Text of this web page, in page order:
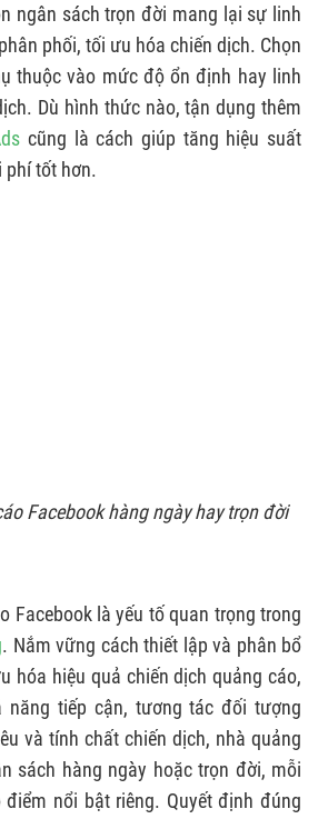
ngân sách trọn đời mang lại sự linh
phối, tối ưu hóa chiến dịch. Chọn
thuộc vào mức độ ổn định hay linh
Dù hình thức nào, tận dụng thêm
cũng là cách giúp tăng hiệu suất
phí tốt hơn.
Facebook hàng ngày hay trọn đời
Facebook là yếu tố quan trọng trong
. Nắm vững cách thiết lập và phân bổ
hóa hiệu quả chiến dịch quảng cáo,
tiếp cận, tương tác đối tượng
và tính chất chiến dịch, nhà quảng
sách hàng ngày hoặc trọn đời, mỗi
nổi bật riêng. Quyết định đúng